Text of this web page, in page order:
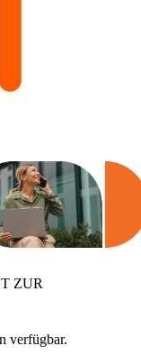
ZUR
verfügbar.